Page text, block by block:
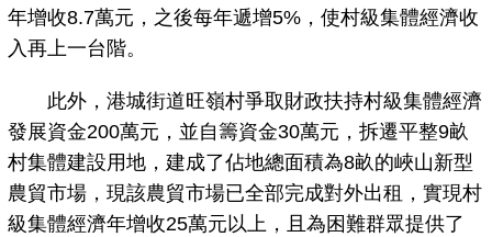
年增收8.7萬元，之後每年遞增5%，使村級集體經濟收
入再上一台階。
此外，港城街道旺嶺村爭取財政扶持村級集體經濟
發展資金200萬元，並自籌資金30萬元，拆遷平整9畝
村集體建設用地，建成了佔地總面積為8畝的峽山新型
農貿市場，現該農貿市場已全部完成對外出租，實現村
級集體經濟年增收25萬元以上，且為困難群眾提供了